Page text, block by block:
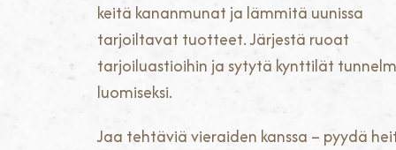
keitä kananmunat ja lämmitä uunissa
tarjoiltavat tuotteet. Järjestä ruoat
tarjoiluastioihin ja sytytä kynttilät
luomiseksi.
Jaa tehtäviä vieraiden kanssa – pyydä